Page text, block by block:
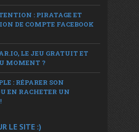
: PIRATAGE ET
DE COMPTE FACEBOOK
LE JEU GRATUIT ET
MOMENT ?
: RÉPARER SON
EN RACHETER UN
LE SITE :)